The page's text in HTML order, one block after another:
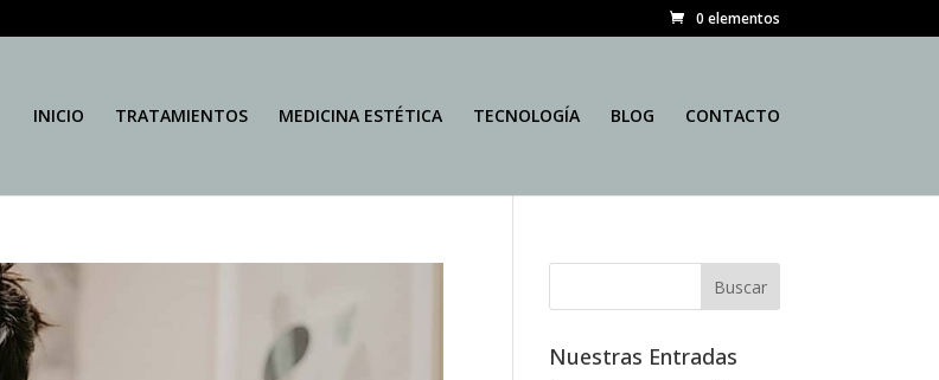
0 elementos
INICIO TRATAMIENTOS MEDICINA ESTÉTICA TECNOLOGÍA BLOG CONTACTO
Nuestras Entradas